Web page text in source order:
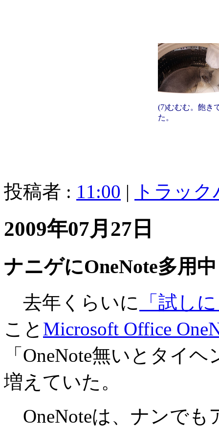
(7)むむむ。飽き
た。
投稿者 : 11:00 | トラッ
2009年07月27日
ナニゲにOneNote多用中
去年くらいに
「試し
こと Microsoft Office
「OneNote無いとタイ
増えていた。
OneNoteは、ナンでも